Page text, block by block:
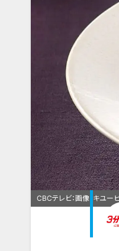
CBCテレビ：画像『キユー